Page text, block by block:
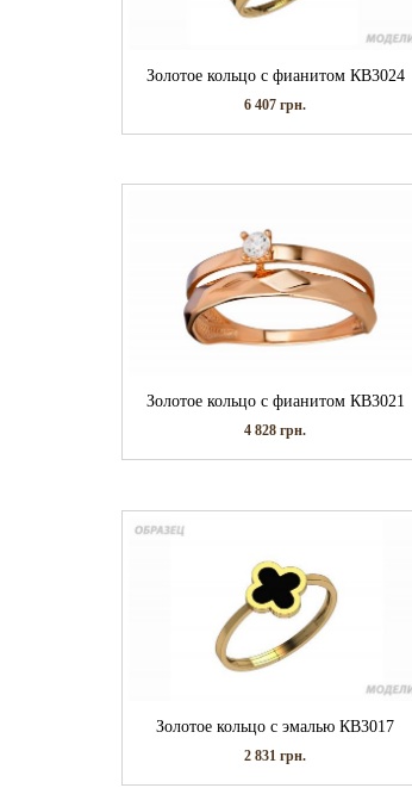
Золотое кольцо с фианитом КВ3024
6 407грн.
Золотое кольцо с фианитом КВ3021
4 828грн.
Золотое кольцо с эмалью КВ3017
2 831грн.